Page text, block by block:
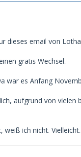
dieses email von
gratis Wechsel.
war es Anfang
aufgrund von
ich nicht.